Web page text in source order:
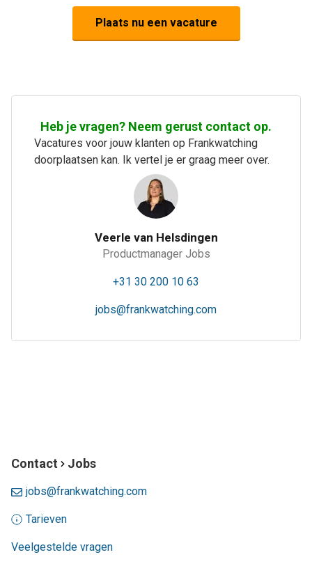
Plaats nu een vacature
Heb je vragen? Neem gerust contact op.
Vacatures voor jouw klanten op Frankwatching
doorplaatsen kan. Ik vertel je er graag meer over.
Veerle van Helsdingen
Productmanager Jobs
+31 30 200 10 63
jobs@frankwatching.com
Contact Jobs
jobs@frankwatching.com
Tarieven
Veelgestelde vragen